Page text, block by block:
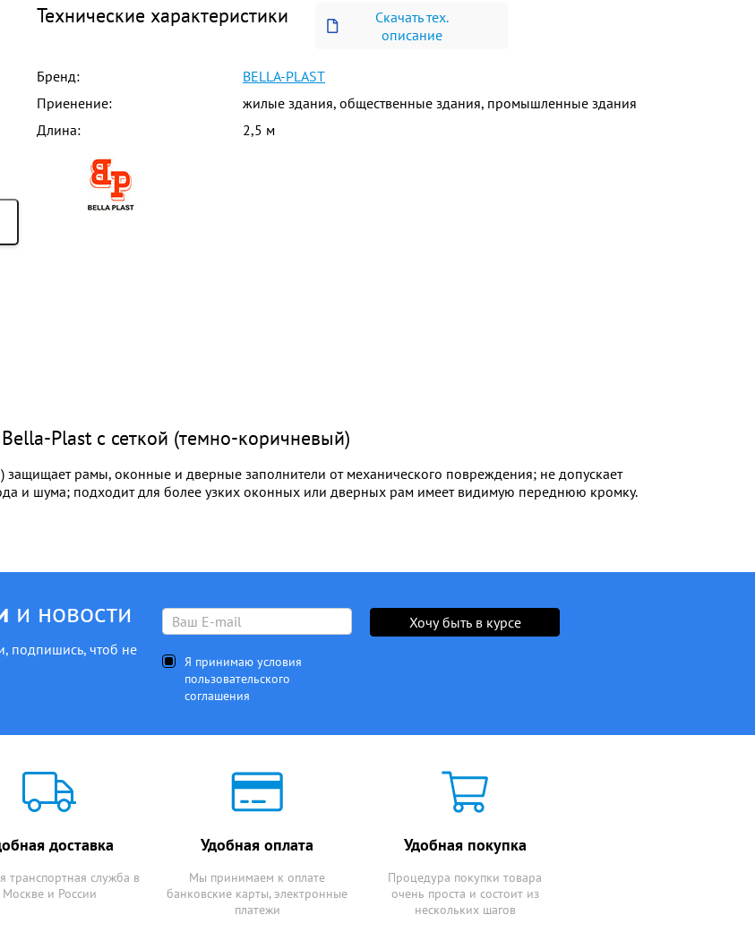
Технические характеристики
Скачать тех.
описание
Бренд:
BELLA-PLAST
Приенение:
жилые здания, общественные здания, промышленные здания
Длина:
2,5 м
Plast с сеткой (темно-коричневый)
рамы, оконные и дверные заполнители от механического повреждения; не допускает
и шума; подходит для более узких оконных или дверных рам имеет видимую переднюю кромку.
и новости
подпишись, чтоб не
Я принимаю условия
пользовательского
соглашения
Хочу быть в курсе
доставка
транспортная служба в
Москве и России
Удобная оплата
Мы принимаем к оплате
банковские карты, электронные
платежи
Удобная покупка
Процедура покупки товара
очень проста и состоит из
нескольких шагов